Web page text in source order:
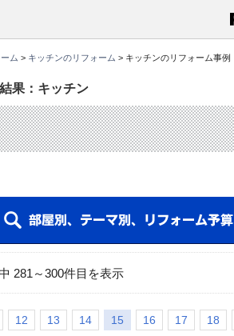
ム > キッチンのリフォーム > キッチンのリフォーム事例
果：キッチン
281 ～300件目を表示
12 13 14 15 16 17 18